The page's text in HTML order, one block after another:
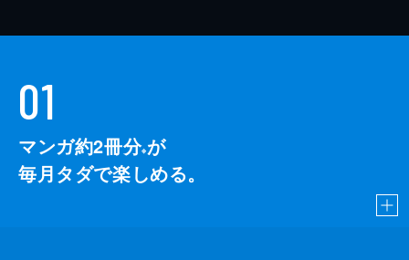
01
マンガ約2冊分※が
毎月タダで楽しめる。